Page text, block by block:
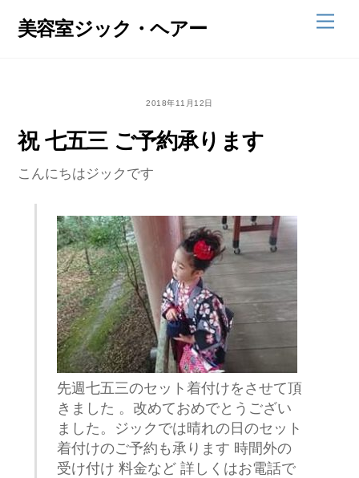
美容室ジック・ヘアー
2018年11月12日
祝 七五三 ご予約承ります
こんにちはジックです
先週七五三のセット着付けをさせて頂
きました 。改めておめでとうござい
ました。ジックでは晴れの日のセット
着付けのご予約も承ります 時間外の
受け付け 料金など 詳しくはお電話で